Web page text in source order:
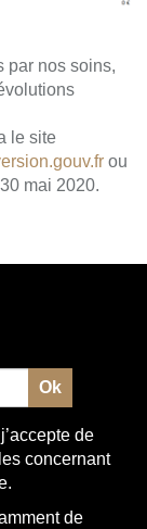
par nos soins,
le site
ou
mai 2020.
de
concernant
de
Ok